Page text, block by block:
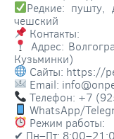
Редкие: пушту,
чешский
Контакты:
Адрес:
Кузьминки)
Сайты: https://
Email:
Телефон: +7
WhatsApp/
Режим работы:
✔ Пн–Пт: